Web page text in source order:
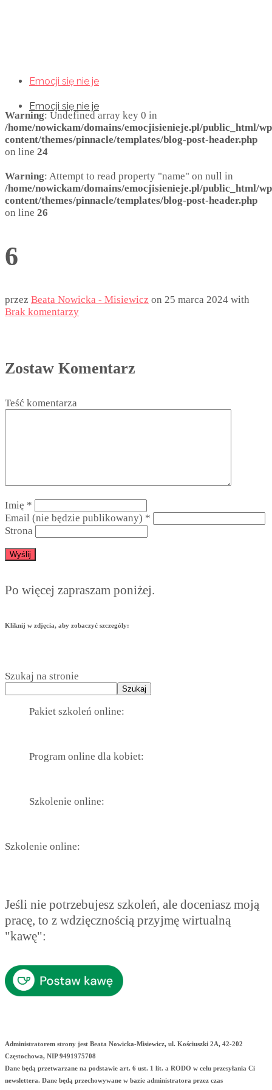
Emocji się nie je
Emocji się nie je
Warning: Undefined array key 0 in
/home/nowickam/domains/emocjisienieje.pl/public_html/
content/themes/pinnacle/templates/blog-post-header.php
on line 24
Warning: Attempt to read property "name" on null in
/home/nowickam/domains/emocjisienieje.pl/public_html/
content/themes/pinnacle/templates/blog-post-header.php
on line 26
6
przez Beata Nowicka - Misiewicz on 25 marca 2024 with
Brak komentarzy
Zostaw Komentarz
Teść komentarza
Imię *
Email (nie będzie publikowany) *
Strona
Po więcej zapraszam poniżej.
Kliknij w zdjęcia, aby zobaczyć szczególy:
Szukaj na stronie
Szukaj
Pakiet szkoleń online:
Program online dla kobiet:
Szkolenie online:
Szkolenie online:
Jeśli nie potrzebujesz szkoleń, ale doceniasz moją
pracę, to z wdzięcznością przyjmę wirtualną
"kawę":
Administratorem strony jest Beata Nowicka-Misiewicz, ul. Kościuszki 2A, 42-202
Częstochowa, NIP 9491975708
Dane będą przetwarzane na podstawie art. 6 ust. 1 lit. a RODO w celu przesyłania Ci
newslettera. Dane będą przechowywane w bazie administratora przez czas